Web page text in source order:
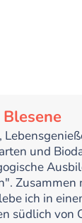
und
Zusammen
ich in
südlich von